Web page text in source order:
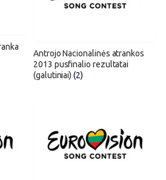
Antrojo Nacionalinės atrankos
2013 pusfinalio rezultatai
(galutiniai)(2)